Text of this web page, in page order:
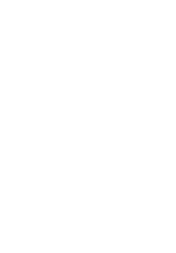
كما شبّه
برلين أو
فيما كتب
وأشار
إن بعض